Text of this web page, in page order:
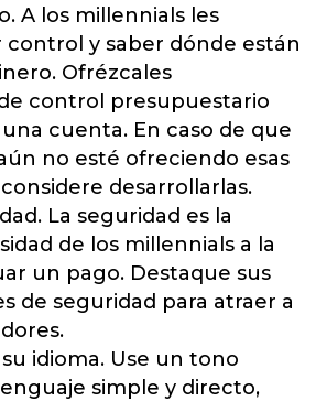
A los millennials les
y saber dónde están
Ofrézcales
control presupuestario
cuenta. En caso de que
no esté ofreciendo esas
desarrollarlas.
La seguridad es la
de los millennials a la
un pago. Destaque sus
de seguridad para atraer a
idioma. Use un tono
simple y directo,